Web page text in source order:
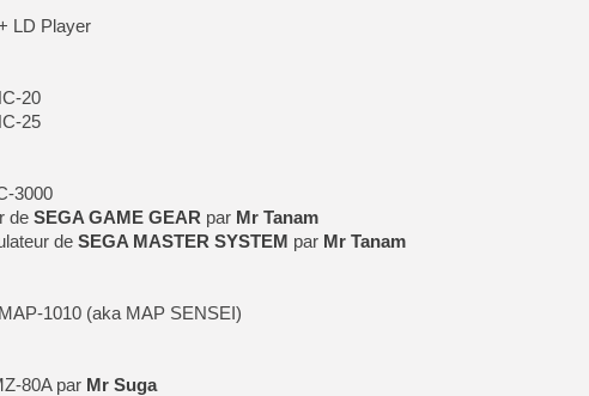
LD Player
20
25
3000
de SEGA GAME GEAR par Mr Tanam
de SEGA MASTER SYSTEM par Mr Tanam
1010 (aka MAP SENSEI)
80A par Mr Suga